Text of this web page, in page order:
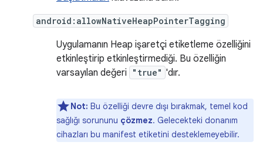
android:allowNativeHeapPointerTagging
Uygulamanın Heap işaretçi etiketleme özelliğini
etkinleştirip etkinleştirmediği. Bu özelliğin
varsayılan değeri
"true" 'dır.
Not: Bu özelliği devre dışı bırakmak, temel kod
sağlığı sorununu çözmez. Gelecekteki donanım
cihazları bu manifest etiketini desteklemeyebilir.